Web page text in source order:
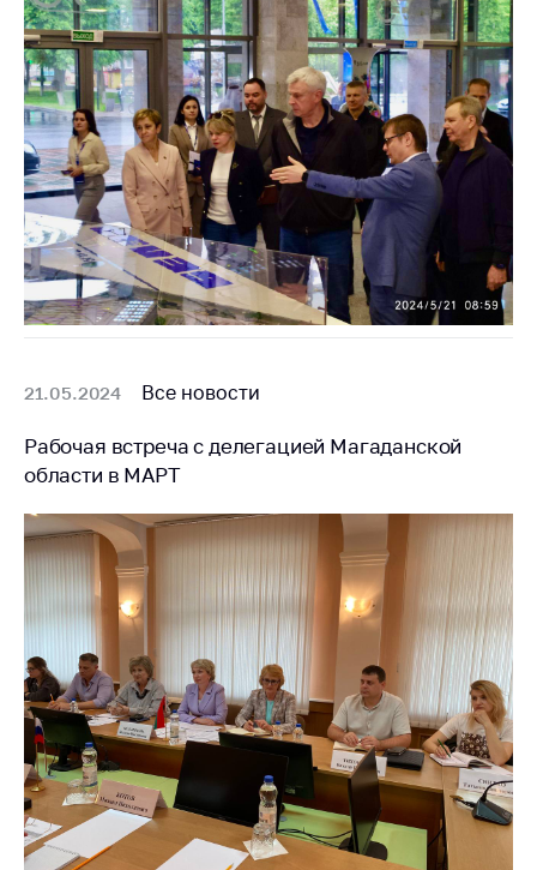
21.05.2024 Все новости
Рабочая встреча с делегацией Магаданской
области в МАРТ